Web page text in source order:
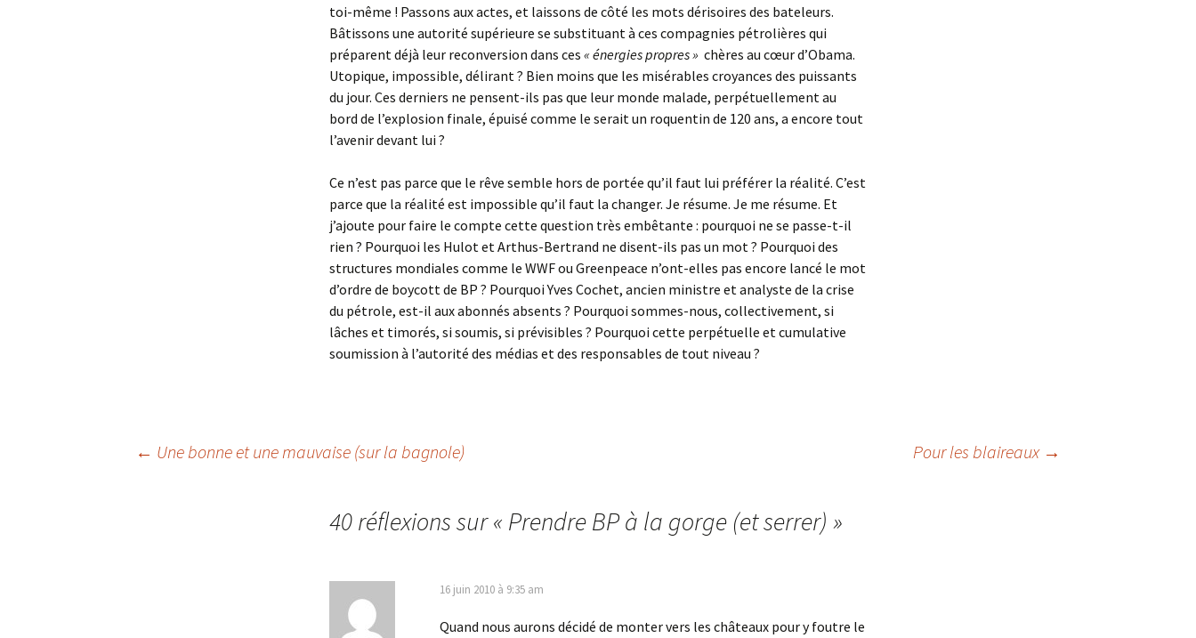
toi-même ! Passons aux actes, et laissons de côté les mots dérisoires des bateleurs.
Bâtissons une autorité supérieure se substituant à ces compagnies pétrolières qui
préparent déjà leur reconversion dans ces « énergies propres » chères au cœur d’Obama.
Utopique, impossible, délirant ? Bien moins que les misérables croyances des puissants
du jour. Ces derniers ne pensent-ils pas que leur monde malade, perpétuellement au
bord de l’explosion finale, épuisé comme le serait un roquentin de 120 ans, a encore tout
l’avenir devant lui ?
Ce n’est pas parce que le rêve semble hors de portée qu’il faut lui préférer la réalité. C’est
parce que la réalité est impossible qu’il faut la changer. Je résume. Je me résume. Et
j’ajoute pour faire le compte cette question très embêtante : pourquoi ne se passe-t-il
rien ? Pourquoi les Hulot et Arthus-Bertrand ne disent-ils pas un mot ? Pourquoi des
structures mondiales comme le WWF ou Greenpeace n’ont-elles pas encore lancé le mot
d’ordre de boycott de BP ? Pourquoi Yves Cochet, ancien ministre et analyste de la crise
du pétrole, est-il aux abonnés absents ? Pourquoi sommes-nous, collectivement, si
lâches et timorés, si soumis, si prévisibles ? Pourquoi cette perpétuelle et cumulative
soumission à l’autorité des médias et des responsables de tout niveau ?
Navigation
← Une bonne et une mauvaise (sur la bagnole) Pour les blaireaux →
40 réflexions sur « Prendre BP à la gorge (et serrer) »
16 juin 2010 à 9:35 am
Quand nous aurons décidé de monter vers les châteaux pour y foutre le